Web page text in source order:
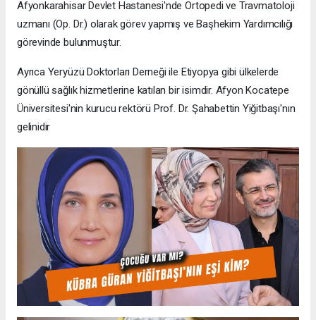
Afyonkarahisar Devlet Hastanesi'nde Ortopedi ve Travmatoloji
uzmanı (Op. Dr.) olarak görev yapmış ve Başhekim Yardımcılığı
görevinde bulunmuştur.
Ayrıca Yeryüzü Doktorları Derneği ile Etiyopya gibi ülkelerde
gönüllü sağlık hizmetlerine katılan bir isimdir. Afyon Kocatepe
Üniversitesi'nin kurucu rektörü Prof. Dr. Şahabettin Yiğitbaşı'nın
gelinidir